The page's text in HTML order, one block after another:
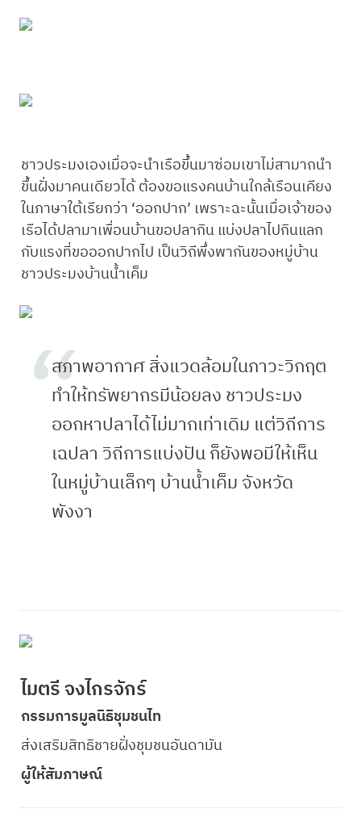
ชาวประมงเองเมื่อจะนำเรือขึ้นมาซ่อมเขาไม่สามาถนำ
ขึ้นฝั่งมาคนเดียวได้ ต้องขอแรงคนบ้านใกล้เรือนเคียง
ในภาษาใต้เรียกว่า ‘ออกปาก’ เพราะฉะนั้นเมื่อเจ้าของ
เรือได้ปลามาเพื่อนบ้านขอปลากิน แบ่งปลาไปกินแลก
กับแรงที่ขอออกปากไป เป็นวิถีพึ่งพากันของหมู่บ้าน
ชาวประมงบ้านน้ำเค็ม
สภาพอากาศ สิ่งแวดล้อมในภาวะวิกฤต
ทำให้ทรัพยากรมีน้อยลง ชาวประมง
ออกหาปลาได้ไม่มากเท่าเดิม แต่วิถีการ
เฉปลา วิถีการแบ่งปัน ก็ยังพอมีให้เห็น
ในหมู่บ้านเล็กๆ บ้านน้ำเค็ม จังหวัด
พังงา
ไมตรี จงไกรจักร์
กรรมการมูลนิธิชุมชนไท
ส่งเสริมสิทธิชายฝั่งชุมชนอันดามัน
ผู้ให้สัมภาษณ์